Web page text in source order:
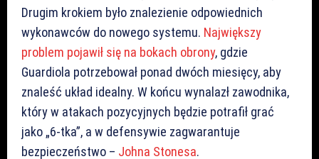
Drugim krokiem było znalezienie odpowiednich
wykonawców do nowego systemu. Największy
problem pojawił się na bokach obrony, gdzie
Guardiola potrzebował ponad dwóch miesięcy, aby
znaleść układ idealny. W końcu wynalazł zawodnika,
który w atakach pozycyjnych będzie potrafił grać
jako „6-tka”, a w defensywie zagwarantuje
bezpieczeństwo – Johna Stonesa.